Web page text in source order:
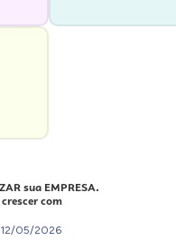
sua EMPRESA.
com
12/05/2026